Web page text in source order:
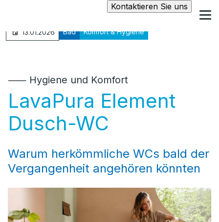
Kontaktieren Sie uns
13.01.2026 Bad Komfort & Hygiene
⸺ Hygiene und Komfort
LavaPura Element
Dusch-WC
Warum herkömmliche WCs bald der
Vergangenheit angehören könnten